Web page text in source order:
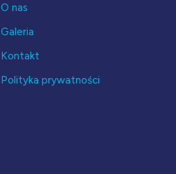
O nas
Galeria
Kontakt
Polityka prywatności